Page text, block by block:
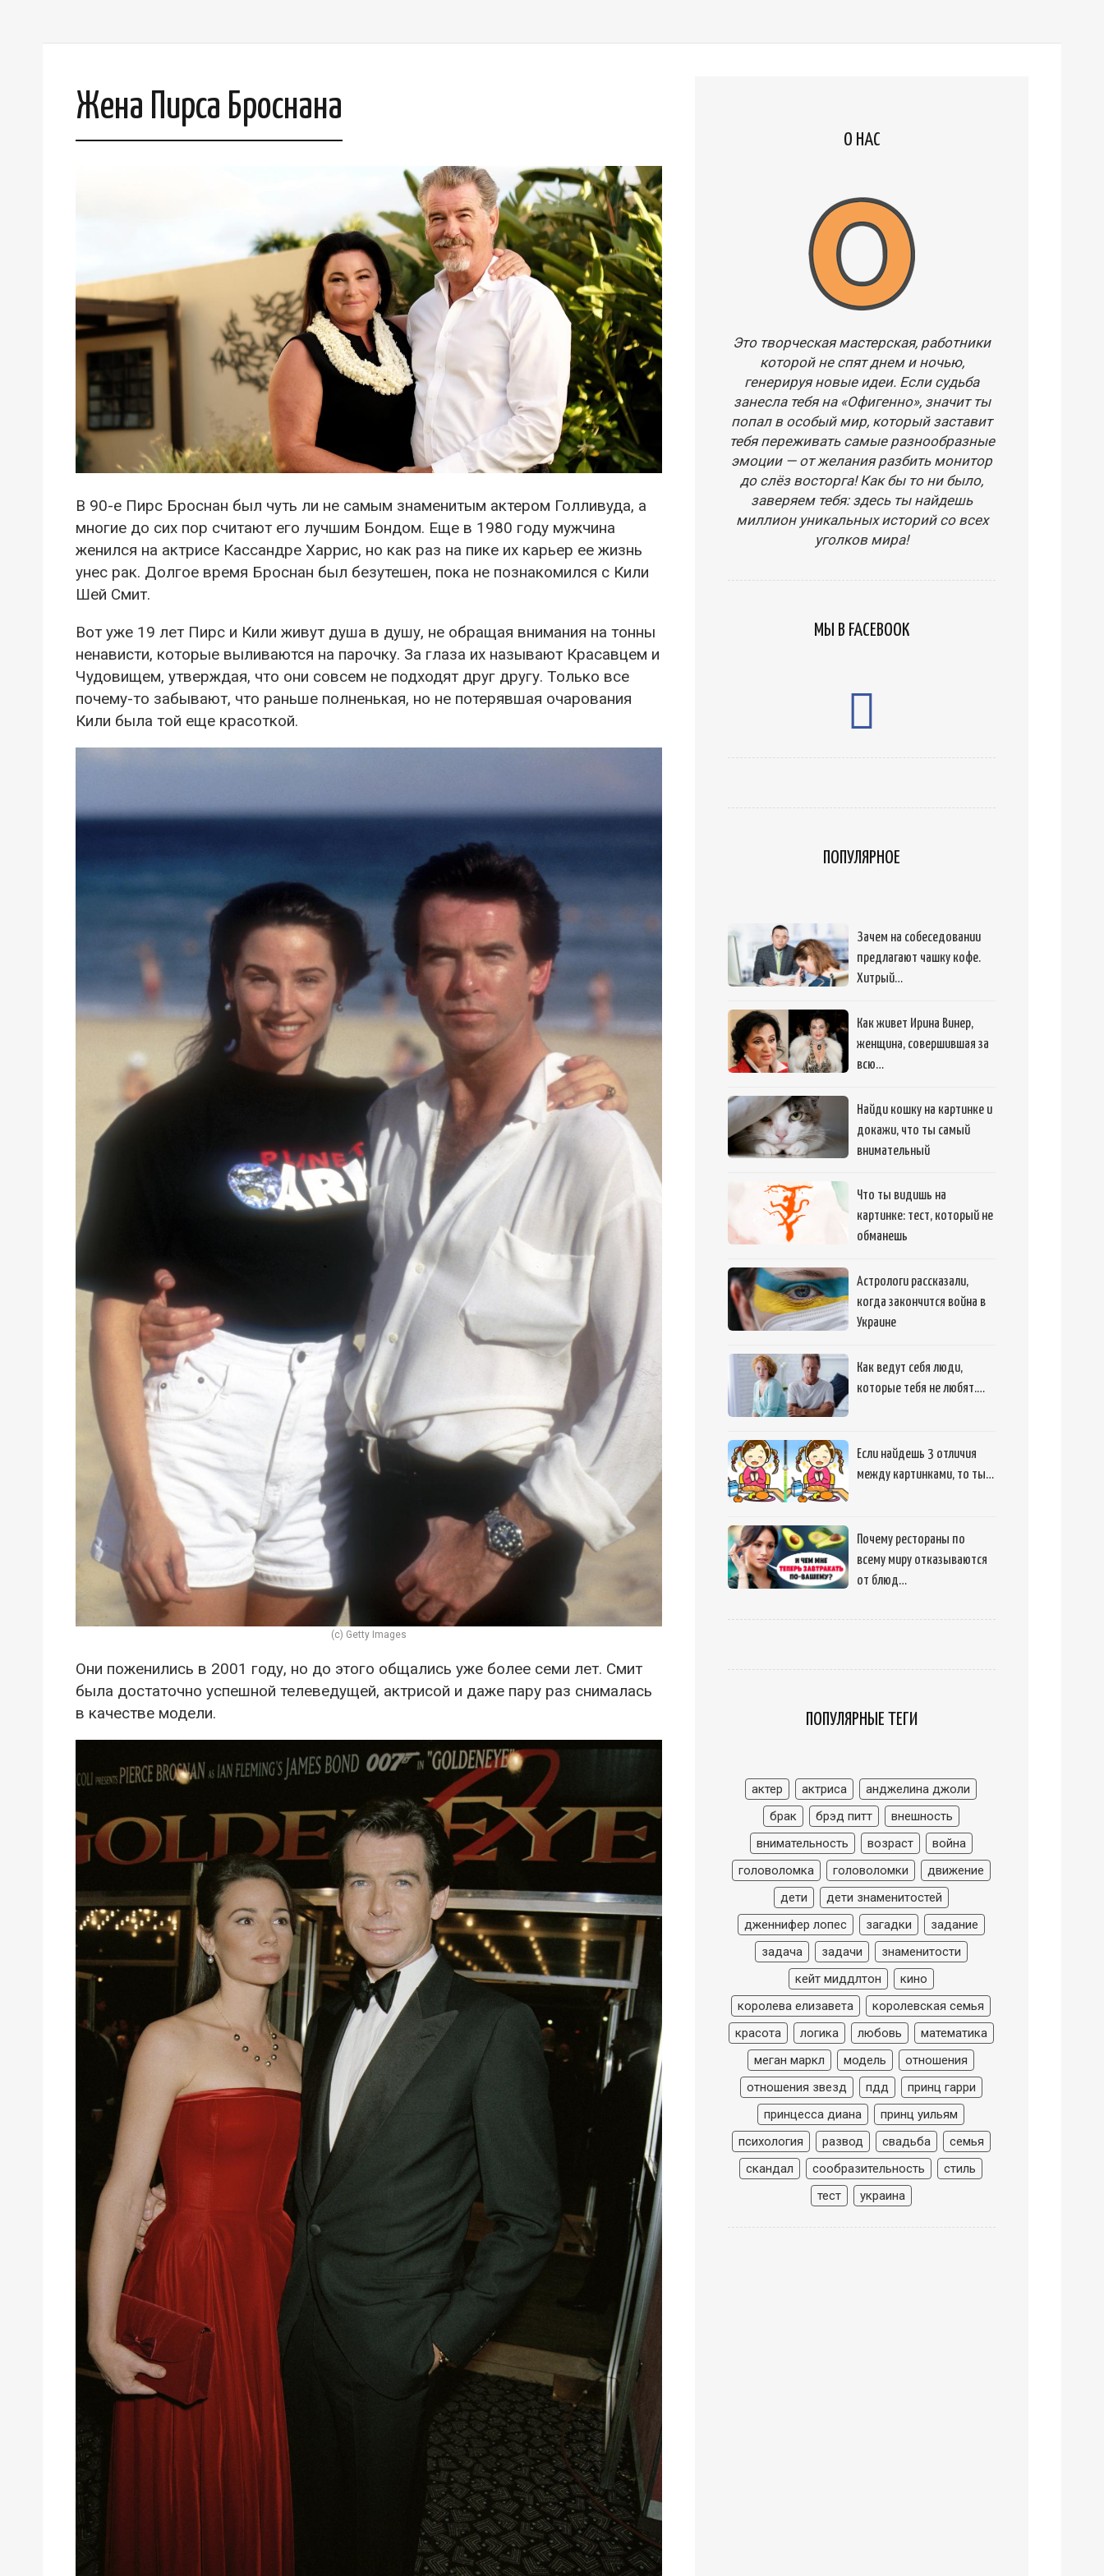
Жена Пирса Броснана
В 90-е Пирс Броснан был чуть ли не самым знаменитым актером Голливуда, а
многие до сих пор считают его лучшим Бондом. Еще в 1980 году мужчина
женился на актрисе Кассандре Харрис, но как раз на пике их карьер ее жизнь
унес рак. Долгое время Броснан был безутешен, пока не познакомился с Кили
Шей Смит.
Вот уже 19 лет Пирс и Кили живут душа в душу, не обращая внимания на тонны
ненависти, которые выливаются на парочку. За глаза их называют Красавцем и
Чудовищем, утверждая, что они совсем не подходят друг другу. Только все
почему-то забывают, что раньше полненькая, но не потерявшая очарования
Кили была той еще красоткой.
(c) Getty Images
Они поженились в 2001 году, но до этого общались уже более семи лет. Смит
была достаточно успешной телеведущей, актрисой и даже пару раз снималась
в качестве модели.
О НАС
Это творческая мастерская, работники
которой не спят днем и ночью,
генерируя новые идеи. Если судьба
занесла тебя на «Офигенно», значит ты
попал в особый мир, который заставит
тебя переживать самые разнообразные
эмоции — от желания разбить монитор
до слёз восторга! Как бы то ни было,
заверяем тебя: здесь ты найдешь
миллион уникальных историй со всех
уголков мира!
МЫ В FACEBOOK
ПОПУЛЯРНОЕ
Зачем на собеседовании
предлагают чашку кофе.
Хитрый…
Как живет Ирина Винер,
женщина, совершившая за
всю…
Найди кошку на картинке и
докажи, что ты самый
внимательный
Что ты видишь на
картинке: тест, который не
обманешь
Астрологи рассказали,
когда закончится война в
Украине
Как ведут себя люди,
которые тебя не любят.…
Если найдешь 3 отличия
между картинками, то ты…
Почему рестораны по
всему миру отказываются
от блюд…
ПОПУЛЯРНЫЕ ТЕГИ
актер актриса
анджелина джоли
брак
брэд питт
внешность
внимательность
возраст
война
головоломка
головоломки
движение
дети
дети знаменитостей
дженнифер лопес
загадки
задание
задача
задачи
знаменитости
кейт миддлтон
кино
королева елизавета
королевская семья
красота
логика любовь
математика
меган маркл
модель
отношения
отношения звезд
пдд
принц гарри
принцесса диана
принц уильям
психология
развод свадьба
семья
скандал
сообразительность
стиль
тест
украина